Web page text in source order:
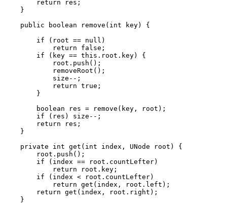
        return res;
    }
    public boolean remove(int key) {
        if (root == null)
            return false;
        if (key == this.root.key) {
            root.push();
            removeRoot();
            size--;
            return true;
        }
        boolean res = remove(key, root);
        if (res) size--;
        return res;
    }
    private int get(int index, UNode root) {
        root.push();
        if (index == root.countLefter)
            return root.key;
        if (index < root.countLefter)
            return get(index, root.left);
        return get(index, root.right);
    }